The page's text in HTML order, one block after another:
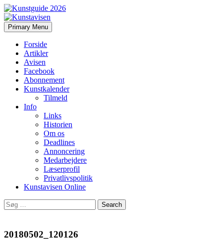
Kunstavisen
Search
Primary Menu Skip
to
Forside
Artikler
Avisen
Facebook
Abonnement
Kunstkalender
Tilmeld
Info
Links
Historien
Om os
Deadlines
Annoncering
Medarbejdere
Læserprofil
Privatlivspolitik
Kunstavisen Online
Search
for:
20180502_120126